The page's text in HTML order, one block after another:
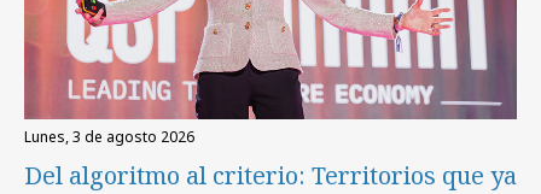
lunes, 3 de agosto 2026
Del algoritmo al criterio: Territorios que ya